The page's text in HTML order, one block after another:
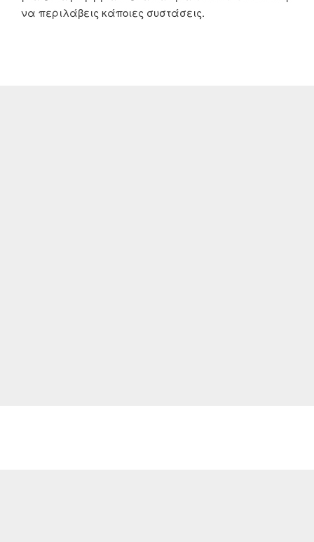
να περιλάβεις κάποιες συστάσεις.